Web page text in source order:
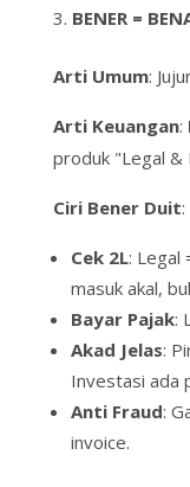
BENER =
Arti Umum:
Arti Keuangan:
produk "Legal &
Ciri BenerDuit:
Cek 2L: Legal
masuk akal,
Bayar Pajak:
Akad Jelas:
Investasi ada
Anti Fraud:
invoice.